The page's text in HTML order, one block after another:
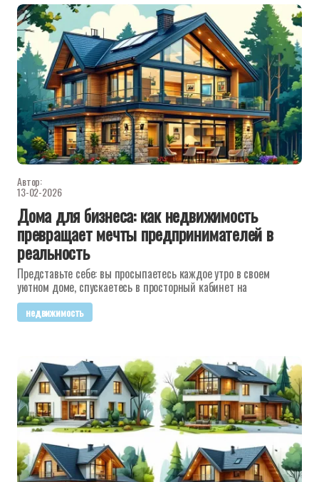
Автор:
13-02-2026
Дома для бизнеса: как недвижимость
превращает мечты предпринимателей в
реальность
Представьте себе: вы просыпаетесь каждое утро в своем
уютном доме, спускаетесь в просторный кабинет на
недвижимость